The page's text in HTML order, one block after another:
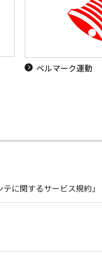
ベルマーク運動
に関するサービス規約